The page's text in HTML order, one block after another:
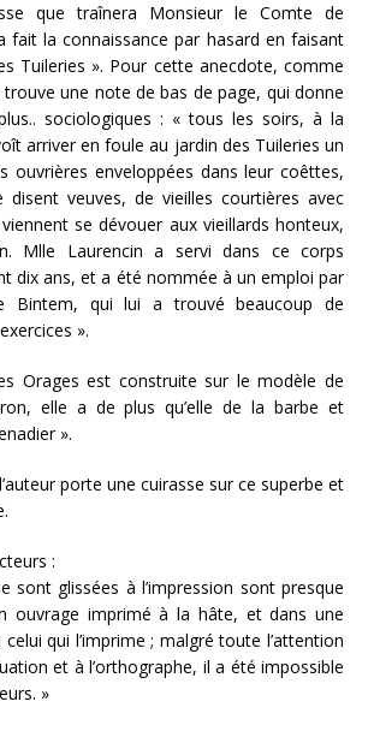
que traînera Monsieur le Comte de
fait la connaissance par hasard en faisant
Tuileries ». Pour cette anecdote, comme
une note de bas de page, qui donne
sociologiques : « tous les soirs, à la
arriver en foule au jardin des Tuileries un
ouvrières enveloppées dans leur coêttes,
veuves, de vieilles courtières avec
se dévouer aux vieillards honteux,
Mlle Laurencin a servi dans ce corps
dix ans, et a été nommée à un emploi par
Bintem, qui lui a trouvé beaucoup de
».
Orages est construite sur le modèle de
elle a de plus qu’elle de la barbe et
».
porte une cuirasse sur ce superbe et
:
sont glissées à l’impression sont presque
ouvrage imprimé à la hâte, et dans une
qui l’imprime ; malgré toute l’attention
et à l’orthographe, il a été impossible
»